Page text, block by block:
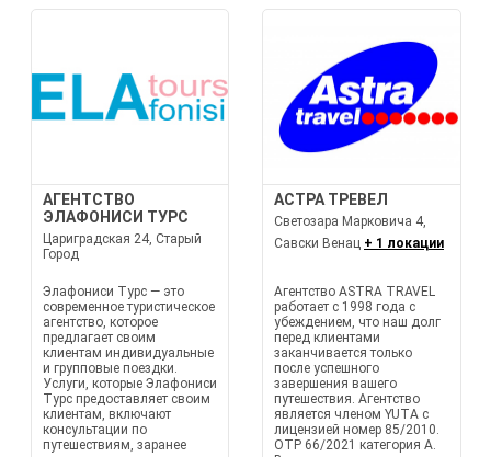
АГЕНТСТВО
ЭЛАФОНИСИ ТУРС
Цариградская 24, Старый
Город
Элафониси Турс — это
современное туристическое
агентство, которое
предлагает своим
клиентам индивидуальные
и групповые поездки.
Услуги, которые Элафониси
Турс предоставляет своим
клиентам, включают
консультации по
путешествиям, заранее
АСТРА ТРЕВЕЛ
Светозара Марковича 4,
Савски Венац + 1 локации
Агентство ASTRA TRAVEL
работает с 1998 года с
убеждением, что наш долг
перед клиентами
заканчивается только
после успешного
завершения вашего
путешествия. Агентство
является членом YUTA с
лицензией номер 85/2010.
OTP 66/2021 категория A.